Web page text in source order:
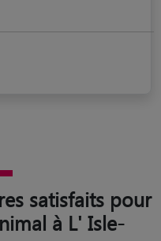
satisfaits pour
à L' Isle-